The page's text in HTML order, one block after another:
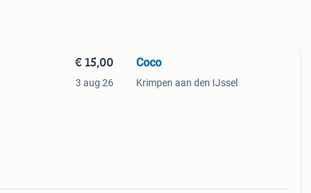
€ 15,00
3 aug 26
Coco
Krimpen aan den IJssel